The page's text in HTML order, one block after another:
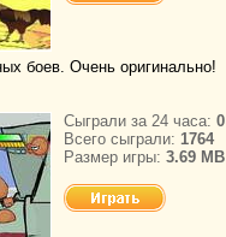
боев. Очень оригинально!
Сыграли за 24 часа: 0
Всего сыграли: 1764
Размер игры: 3.69 MB